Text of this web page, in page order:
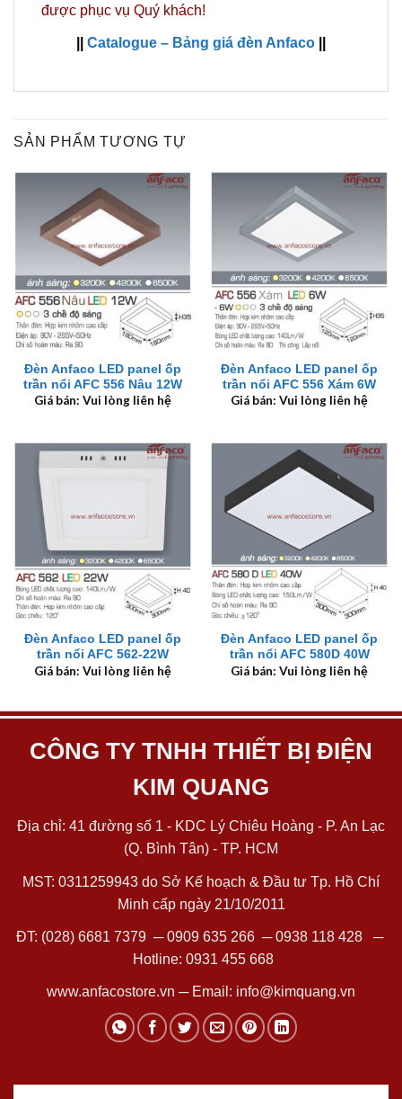
được phục vụ Quý khách!
Catalogue – Bảng giá đèn Anfaco
SẢN PHẨM TƯƠNG TỰ
Đèn Anfaco LED panel ốp
trần nổi AFC 556 Nâu 12W
Giá bán: Vui lòng liên hệ
Đèn Anfaco LED panel ốp
trần nổi AFC 556 Xám 6W
Giá bán: Vui lòng liên hệ
Đèn Anfaco LED panel ốp
trần nổi AFC 562-22W
Giá bán: Vui lòng liên hệ
Đèn Anfaco LED panel ốp
trần nổi AFC 580D 40W
Giá bán: Vui lòng liên hệ
CÔNG TY TNHH THIẾT BỊ ĐIỆN
KIM QUANG
Địa chỉ: 41 đường số 1 - KDC Lý Chiêu Hoàng - P. An Lạc
(Q. Bình Tân) - TP. HCM
MST: 0311259943 do Sở Kế hoạch & Đầu tư Tp. Hồ Chí
Minh cấp ngày 21/10/2011
ĐT: (028) 6681 7379 ─0909 635 266─0938 118 428─
Hotline: 0931 455 668
www.anfacostore.vn ─ Email: info@kimquang.vn